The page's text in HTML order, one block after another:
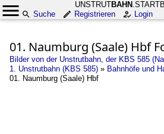
UNSTRUTBAHN
Suche
Registrieren Login
01. Naumburg (Saale) Hbf
Bilder von der Unstrutbahn, der KBS 585
1. Unstrutbahn (KBS 585) » Bahnhöfe und
01. Naumburg (Saale) Hbf